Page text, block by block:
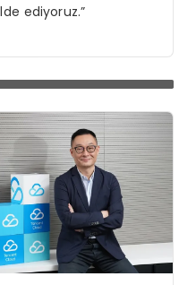
ediyoruz.”